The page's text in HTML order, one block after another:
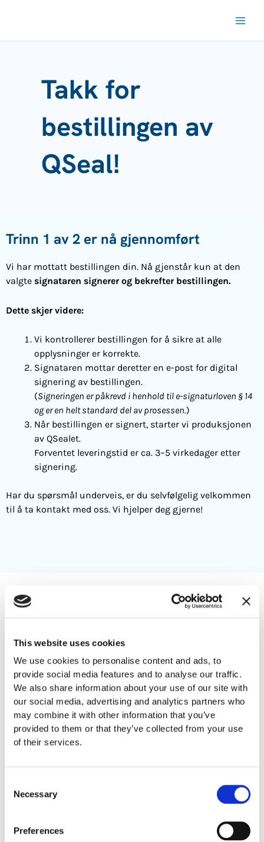
This website uses cookies
We use cookies to personalise content and ads, to
provide social media features and to analyse our traffic.
We also share information about your use of our site with
our social media, advertising and analytics partners who
may combine it with other information that you’ve
provided to them or that they’ve collected from your use
of their services.
Selection
Necessary
Preferences
Takk for
bestillingen av
QSeal!
Trinn 1 av 2 er nå gjennomført
Vi har mottatt bestillingen din. Nå gjenstår kun at den
valgte signataren signerer og bekrefter bestillingen.
Dette skjer videre:
Vi kontrollerer bestillingen for å sikre at alle
opplysninger er korrekte.
Signataren mottar deretter en e-post for digital
signering av bestillingen.
(Signeringen er påkrevd i henhold til e-signaturloven § 14
og er en helt standard del av prosessen.)
Når bestillingen er signert, starter vi produksjonen
av QSealet.
Forventet leveringstid er ca. 3–5 virkedager etter
signering.
Har du spørsmål underveis, er du selvfølgelig velkommen
til å ta kontakt med oss. Vi hjelper deg gjerne!
Kontakt oss
Epost
servicedesk@
commfides.com
Telefon
+47 21 55 62 60
Åpningstider